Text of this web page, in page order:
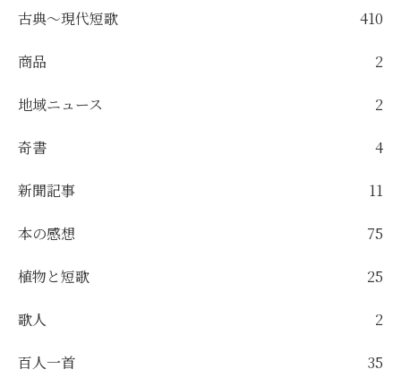
古典～現代短歌 410
商品 2
地域ニュース 2
奇書 4
新聞記事 11
本の感想 75
植物と短歌 25
歌人 2
百人一首 35